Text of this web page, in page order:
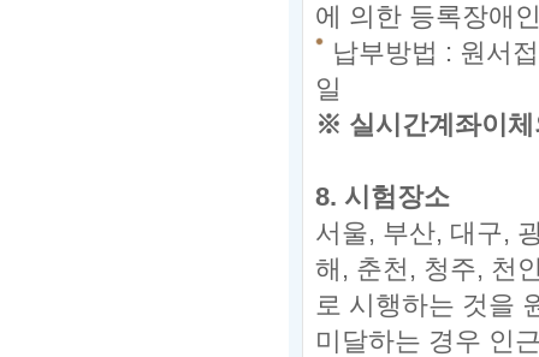
에 의한 등록장애
납부방법 : 원서
일
※ 실시간계좌이
8. 시험장소
서울, 부산, 대구,
해, 춘천, 청주, 천
로 시행하는 것을
미달하는 경우 인